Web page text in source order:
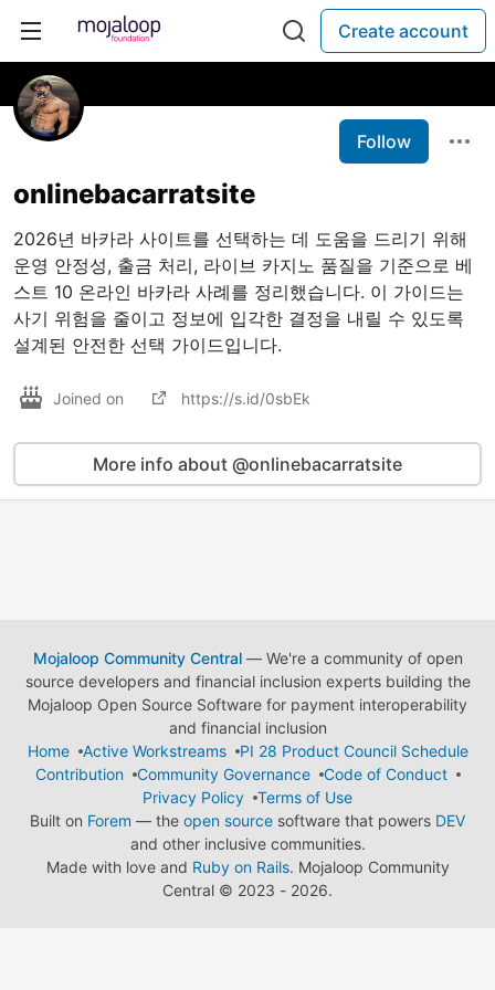
Create account
Follow
onlinebacarratsite
2026년 바카라 사이트를 선택하는 데 도움을 드리기 위해
운영 안정성, 출금 처리, 라이브 카지노 품질을 기준으로 베
스트 10 온라인 바카라 사례를 정리했습니다. 이 가이드는
사기 위험을 줄이고 정보에 입각한 결정을 내릴 수 있도록
설계된 안전한 선택 가이드입니다.
Joined on https://s.id/0sbEk
More info about @onlinebacarratsite
Mojaloop Community Central— We're a community of open
source developers and financial inclusion experts building the
Mojaloop Open Source Software for payment interoperability
and financial inclusion
Home
Active Workstreams
PI 28 Product Council Schedule
Contribution
Community Governance
Code of Conduct
Privacy Policy
Terms of Use
Built on Forem — the open source software that powers DEV
and other inclusive communities.
Made with love and Ruby on Rails. Mojaloop Community
Central © 2023 - 2026.